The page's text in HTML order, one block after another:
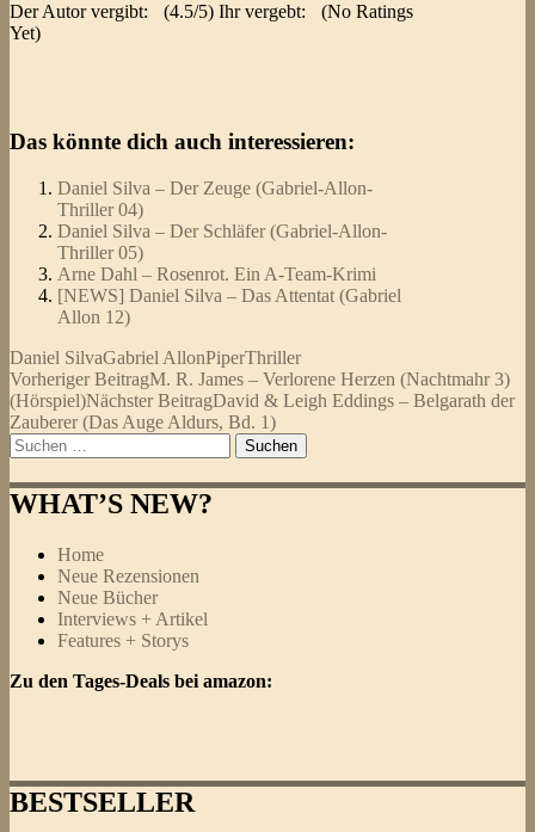
Der Autor vergibt:
(4.5/5) Ihr vergebt:
(No Ratings
Yet)
Das könnte dich auch interessieren:
Daniel Silva – Der Zeuge (Gabriel-Allon-
Thriller 04)
Daniel Silva – Der Schläfer (Gabriel-Allon-
Thriller 05)
Arne Dahl – Rosenrot. Ein A-Team-Krimi
[NEWS] Daniel Silva – Das Attentat (Gabriel
Allon 12)
Daniel SilvaGabriel AllonPiperThriller
Beitragsnavigation
Vorheriger BeitragM. R. James – Verlorene Herzen (Nachtmahr 3)
(Hörspiel)Nächster BeitragDavid & Leigh Eddings – Belgarath der
Zauberer (Das Auge Aldurs, Bd. 1)
Suchen
nach:
WHAT’S NEW?
Home
Neue Rezensionen
Neue Bücher
Interviews + Artikel
Features + Storys
Zu den Tages-Deals bei amazon:
BESTSELLER